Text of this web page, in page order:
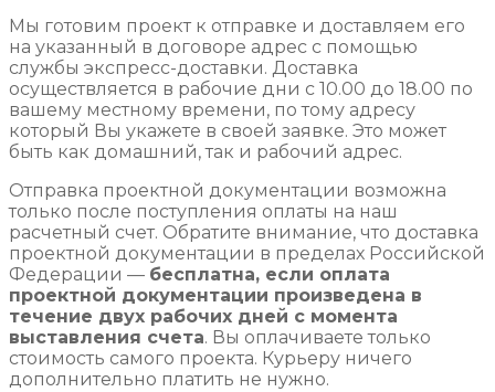
Мы готовим проект к отправке и доставляем его
на указанный в договоре адрес с помощью
службы экспресс-доставки. Доставка
осуществляется в рабочие дни с 10.00 до 18.00 по
вашему местному времени, по тому адресу
который Вы укажете в своей заявке. Это может
быть как домашний, так и рабочий адрес.
Отправка проектной документации возможна
только после поступления оплаты на наш
расчетный счет. Обратите внимание, что доставка
проектной документации в пределах Российской
Федерации — бесплатна, если оплата
проектной документации произведена в
течение двух рабочих дней с момента
выставления счета. Вы оплачиваете только
стоимость самого проекта. Курьеру ничего
дополнительно платить не нужно.